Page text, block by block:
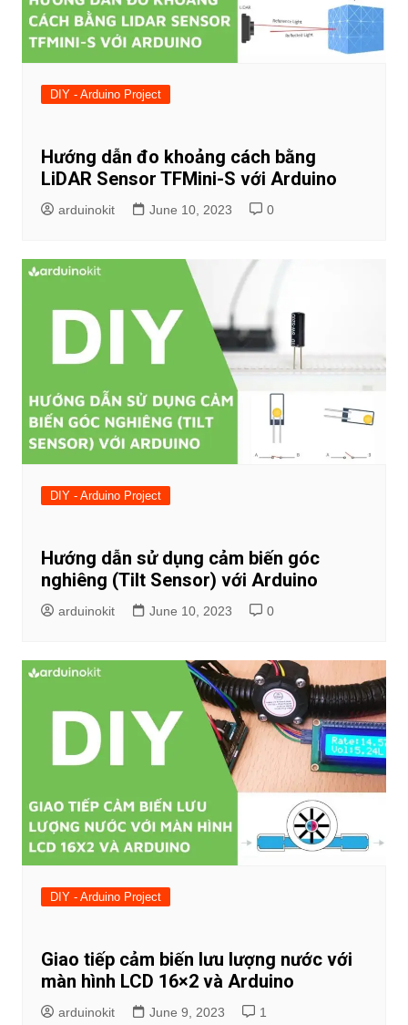
DIY - Arduino Project
Hướng dẫn đo khoảng cách bằng
LiDAR Sensor TFMini-S với Arduino
arduinokit June 10, 2023 0
DIY - Arduino Project
Hướng dẫn sử dụng cảm biến góc
nghiêng (Tilt Sensor) với Arduino
arduinokit June 10, 2023 0
DIY - Arduino Project
Giao tiếp cảm biến lưu lượng nước với
màn hình LCD 16×2 và Arduino
arduinokit June 9, 2023 1